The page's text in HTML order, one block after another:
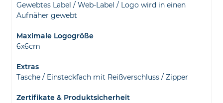
Gewebtes Label / Web-Label / Logo wird in einen
Aufnäher gewebt
Maximale Logogröße
6x6cm
Extras
Tasche / Einsteckfach mit Reißverschluss / Zipper
Zertifikate & Produktsicherheit